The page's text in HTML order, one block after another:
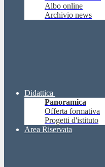
Albo online
Archivio news
Didattica
Panoramica
Offerta formativa
Progetti d'istituto
Area Riservata